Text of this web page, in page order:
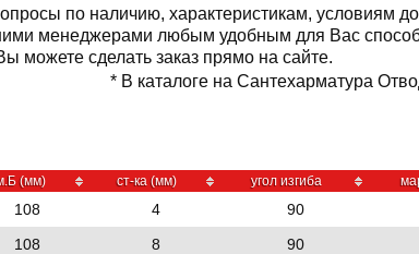
по наличию, характеристикам, условиям
менеджерами любым удобным для Вас
можете сделать заказ прямо на сайте.
* В каталоге на Сантехарматура
(мм) ст-ка (мм) угол изгиба
108 4 90
108 8 90